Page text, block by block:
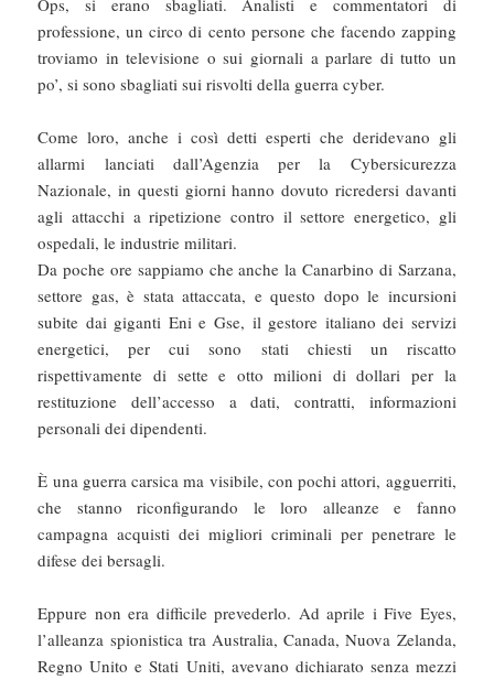
Ops, si erano sbagliati. Analisti e commentatori di
professione, un circo di cento persone che facendo zapping
troviamo in televisione o sui giornali a parlare di tutto un
po’, si sono sbagliati sui risvolti della guerra cyber.
Come loro, anche i così detti esperti che deridevano gli
allarmi lanciati dall’Agenzia per la Cybersicurezza
Nazionale, in questi giorni hanno dovuto ricredersi davanti
agli attacchi a ripetizione contro il settore energetico, gli
ospedali, le industrie militari.
Da poche ore sappiamo che anche la Canarbino di Sarzana,
settore gas, è stata attaccata, e questo dopo le incursioni
subite dai giganti Eni e Gse, il gestore italiano dei servizi
energetici, per cui sono stati chiesti un riscatto
rispettivamente di sette e otto milioni di dollari per la
restituzione dell’accesso a dati, contratti, informazioni
personali dei dipendenti.
È una guerra carsica ma visibile, con pochi attori, agguerriti,
che stanno riconfigurando le loro alleanze e fanno
campagna acquisti dei migliori criminali per penetrare le
difese dei bersagli.
Eppure non era difficile prevederlo. Ad aprile i Five Eyes,
l’alleanza spionistica tra Australia, Canada, Nuova Zelanda,
Regno Unito e Stati Uniti, avevano dichiarato senza mezzi